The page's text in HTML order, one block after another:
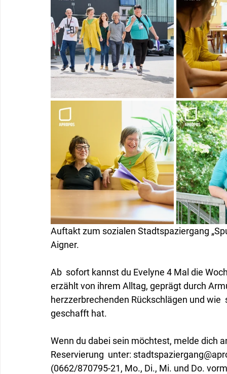
Auftakt zum sozialen Stadtspaziergang
Aigner.
Ab  sofort kannst du Evelyne 4 Mal die
erzählt von ihrem Alltag, geprägt durch
herzzerbrechenden Rückschlägen und
geschafft hat.
Wenn du dabei sein möchtest, melde dich
Reservierung  unter:
(0662/870795-21, Mo., Di., Mi. und Do.